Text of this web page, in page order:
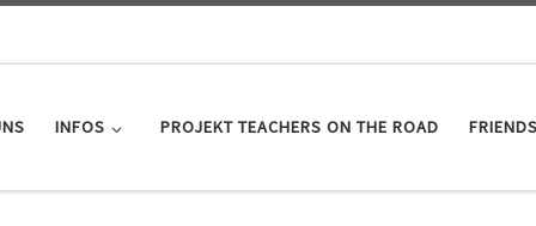
INFOS PROJEKT TEACHERS ON THE ROAD FRIENDS